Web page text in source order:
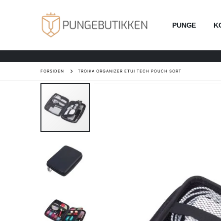
PUNGE
FORSIDEN TROIKA ORGANIZER ETUI TECH POUCH SORT
Gå
slutningen
billedgalleriet